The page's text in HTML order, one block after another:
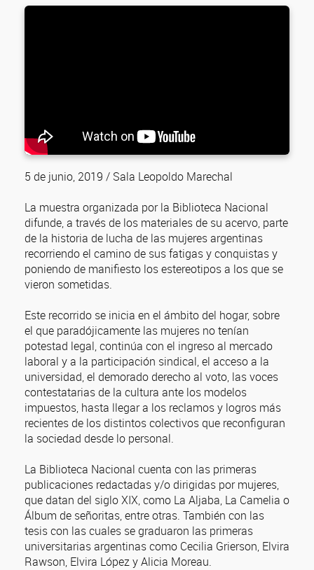
5 de junio, 2019 / Sala Leopoldo Marechal
La muestra organizada por la Biblioteca Nacional
difunde, a través de los materiales de su acervo, parte
de la historia de lucha de las mujeres argentinas
recorriendo el camino de sus fatigas y conquistas y
poniendo de manifiesto los estereotipos a los que se
vieron sometidas.
Este recorrido se inicia en el ámbito del hogar, sobre
el que paradójicamente las mujeres no tenían
potestad legal, continúa con el ingreso al mercado
laboral y a la participación sindical, el acceso a la
universidad, el demorado derecho al voto, las voces
contestatarias de la cultura ante los modelos
impuestos, hasta llegar a los reclamos y logros más
recientes de los distintos colectivos que reconfiguran
la sociedad desde lo personal.
La Biblioteca Nacional cuenta con las primeras
publicaciones redactadas y/o dirigidas por mujeres,
que datan del siglo XIX, como La Aljaba, La Camelia o
Álbum de señoritas, entre otras. También con las
tesis con las cuales se graduaron las primeras
universitarias argentinas como Cecilia Grierson, Elvira
Rawson, Elvira López y Alicia Moreau.